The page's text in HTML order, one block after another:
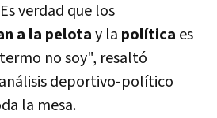
verdad que los
a la pelotay la política es
no soy", resaltó
deportivo-político
la mesa.